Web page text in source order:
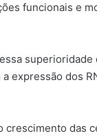
funcionais e
expressão dos
crescimento das